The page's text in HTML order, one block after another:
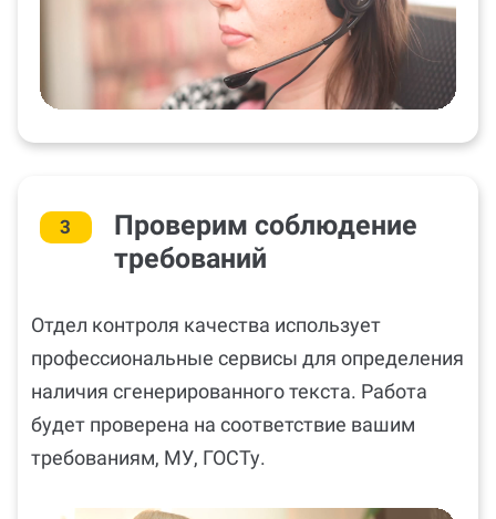
требований
Отдел контроля качества использует
профессиональные сервисы для определения
наличия сгенерированного текста. Работа
будет проверена на соответствие вашим